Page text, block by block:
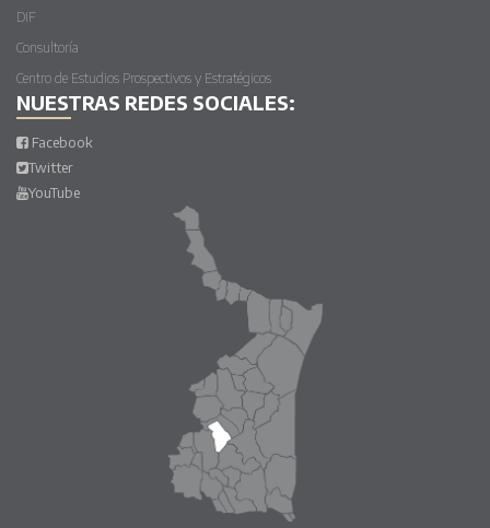
DIF
Consultoría
Centro de Estudios Prospectivos y Estratégicos
NUESTRAS REDES SOCIALES:
Facebook
Twitter
YouTube